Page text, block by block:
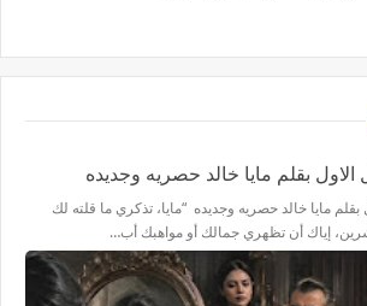
بقلم مايا خالد حصريه وجديده
مايا خالد حصريه وجديده “مايا، تذكري ما قلته لك
إياك أن تظهري جمالك أو مواهبك أب…